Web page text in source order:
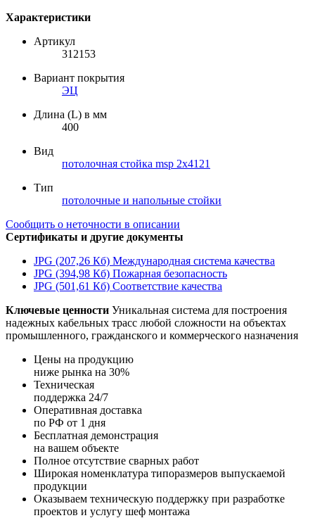
Характеристики
Артикул
312153
Вариант покрытия
ЭЦ
Длина (L) в мм
400
Вид
потолочная стойка msp 2х4121
Тип
потолочные и напольные стойки
Сообщить о неточности в описании
Сертификаты и другие документы
JPG (207,26 Кб) Международная система качества
JPG (394,98 Кб) Пожарная безопасность
JPG (501,61 Кб) Соответствие качества
Ключевые ценности Уникальная система для построения
надежных кабельных трасс любой сложности на объектах
промышленного, гражданского и коммерческого назначения
Цены на продукцию
ниже рынка на 30%
Техническая
поддержка 24/7
Оперативная доставка
по РФ от 1 дня
Бесплатная демонстрация
на вашем объекте
Полное отсутствие сварных работ
Широкая номенклатура типоразмеров выпускаемой
продукции
Оказываем техническую поддержку при разработке
проектов и услугу шеф монтажа